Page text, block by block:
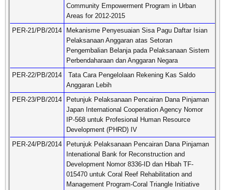
Community Empowerment Program in Urban
Areas for 2012-2015
PER-21/PB/2014
Mekanisme Penyesuaian Sisa Pagu Daftar Isian
Pelaksanaan Anggaran atas Setoran
Pengembalian Belanja pada Pelaksanaan Sistem
Perbendaharaan dan Anggaran Negara
PER-22/PB/2014
Tata Cara Pengelolaan Rekening Kas Saldo
Anggaran Lebih
PER-23/PB/2014
Petunjuk Pelaksanaan Pencairan Dana Pinjaman
Japan International Cooperation Agency Nomor
IP-568 untuk Profesional Human Resource
Development (PHRD) IV
PER-24/PB/2014
Petunjuk Pelaksanaan Pencairan Dana Pinjaman
Intenational Bank for Reconstruction and
Development Nomor 8336-ID dan Hibah TF-
015470 untuk Coral Reef Rehabilitation and
Management Program-Coral Triangle Initiative